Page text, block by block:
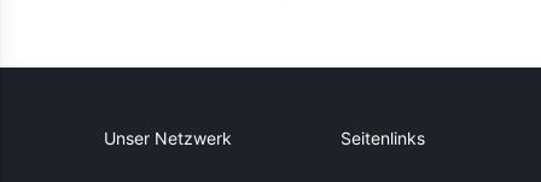
Unser Netzwerk Seitenlinks